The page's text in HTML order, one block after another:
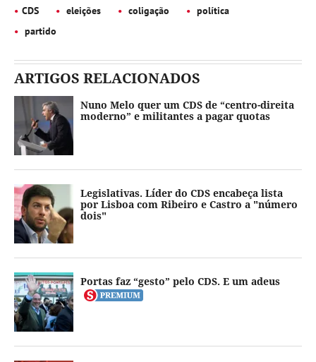
CDS eleições coligação
política
partido
ARTIGOS RELACIONADOS
Nuno Melo quer um CDS de “centro-direita
moderno” e militantes a pagar quotas
Legislativas. Líder do CDS encabeça lista
por Lisboa com Ribeiro e Castro a "número
dois"
Portas faz “gesto” pelo CDS. E um adeus